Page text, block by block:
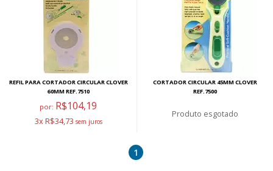
REFIL PARA CORTADOR CIRCULAR CLOVER
60MM REF.7510
por: R$104,19
3x R$34,73
CORTADOR CIRCULAR 45MM CLOVER
REF.7500
esgotado
1